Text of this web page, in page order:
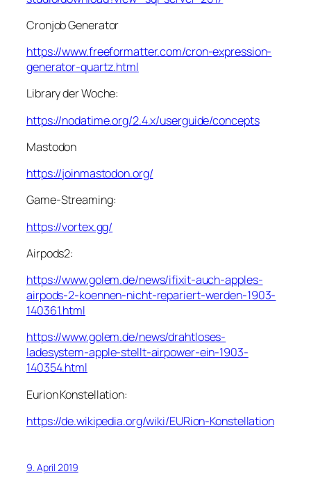
Cronjob Generator
https://www.freeformatter.com/cron-expression-
generator-quartz.html
Library der Woche:
https://nodatime.org/2.4.x/userguide/concepts
Mastodon
https://joinmastodon.org/
Game-Streaming:
https://vortex.gg/
Airpods2:
https://www.golem.de/news/ifixit-auch-apples-
airpods-2-koennen-nicht-repariert-werden-1903-
140361.html
https://www.golem.de/news/drahtloses-
ladesystem-apple-stellt-airpower-ein-1903-
140354.html
Eurion Konstellation:
https://de.wikipedia.org/wiki/EURion-Konstellation
9. April 2019